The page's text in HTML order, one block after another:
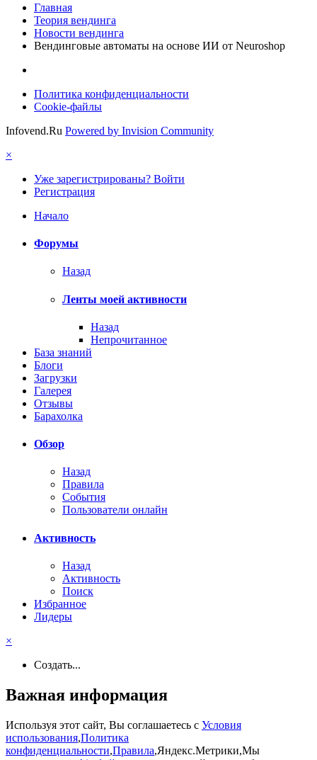
Главная
Теория вендинга
Новости вендинга
Вендинговые автоматы на основе ИИ от Neuroshop
Политика конфиденциальности
Cookie-файлы
Infovend.Ru Powered by Invision Community
×
Уже зарегистрированы? Войти
Регистрация
Начало
Форумы
Назад
Ленты моей активности
Назад
Непрочитанное
База знаний
Блоги
Загрузки
Галерея
Отзывы
Барахолка
Обзор
Назад
Правила
События
Пользователи онлайн
Активность
Назад
Активность
Поиск
Избранное
Лидеры
×
Создать...
Важная информация
Используя этот сайт, Вы соглашаетесь с Условия
использования,Политика
конфиденциальности,Правила,Яндекс.Метрики,Мы